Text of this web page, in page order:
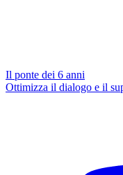
Il ponte dei 6 anni
Ottimizza il dialogo e il